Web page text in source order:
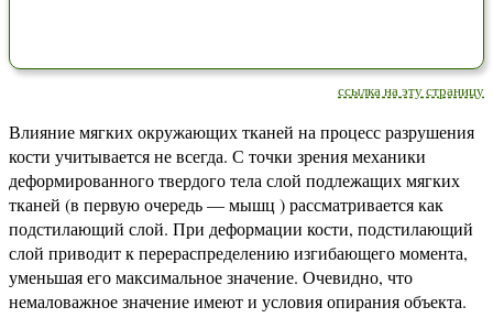
ссылка на эту страницу
Влияние мягких окружающих тканей на процесс разрушения
кости учитывается не всегда. С точки зрения механики
деформированного твердого тела слой подлежащих мягких
тканей (в первую очередь — мышц ) рассматривается как
подстилающий слой. При деформации кости, подстилающий
слой приводит к перераспределению изгибающего момента,
уменьшая его максимальное значение. Очевидно, что
немаловажное значение имеют и условия опирания объекта.